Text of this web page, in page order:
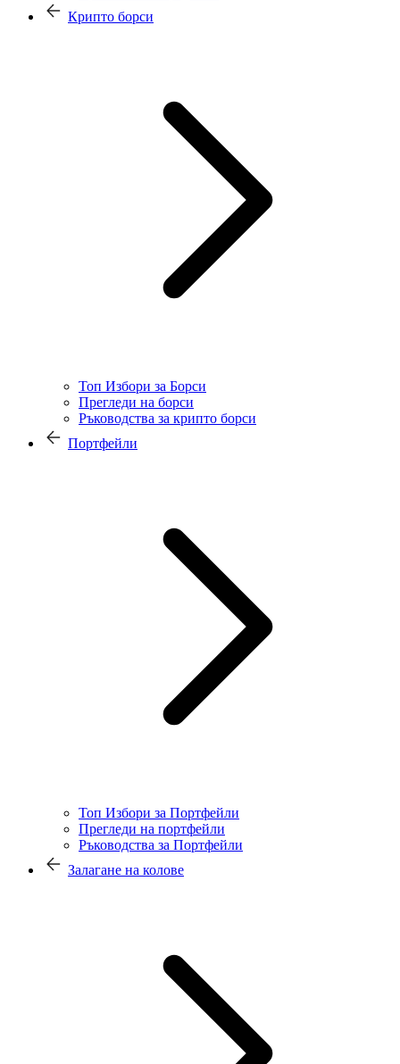
Крипто борси
Топ Избори за Борси
Прегледи на борси
Ръководства за крипто борси
Портфейли
Топ Избори за Портфейли
Прегледи на портфейли
Ръководства за Портфейли
Залагане на колове